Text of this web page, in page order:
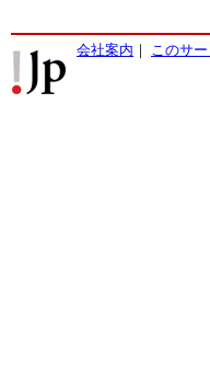
会社案内 ｜ このサ